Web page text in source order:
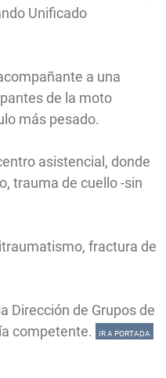
Unificado
a una
de la moto
más pesado.
asistencial, donde
trauma de cuello -sin
fractura de
Dirección de Grupos de
competente.
IR A PORTADA